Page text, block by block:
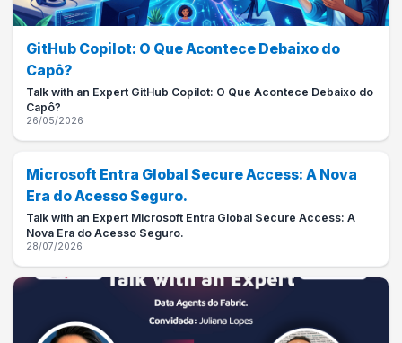
GitHub Copilot: O Que Acontece Debaixo do
Capô?
Talk with an Expert GitHub Copilot: O Que Acontece Debaixo do
Capô?
26/05/2026
Microsoft Entra Global Secure Access: A Nova
Era do Acesso Seguro.
Talk with an Expert Microsoft Entra Global Secure Access: A
Nova Era do Acesso Seguro.
28/07/2026